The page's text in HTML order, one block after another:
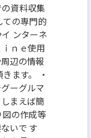
資料収集
ての専門的
ンターネ
ｎｅ使用
辺の情報
ます。 ・
ーグルマ
まえば簡
図の作成等
いで す